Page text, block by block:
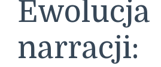
Ewolucja
narracji: